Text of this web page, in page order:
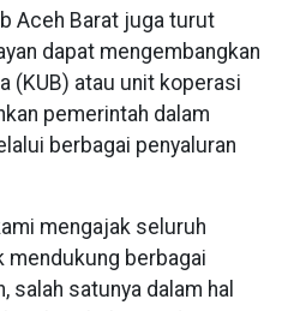
Aceh Barat juga turut
dapat mengembangkan
(KUB) atau unit koperasi
pemerintah dalam
berbagai penyaluran
mengajak seluruh
mendukung berbagai
salah satunya dalam hal